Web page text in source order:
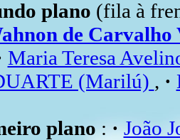
plano (fila à
de
Maria Teresa
(Marilú) , ·
plano:·João